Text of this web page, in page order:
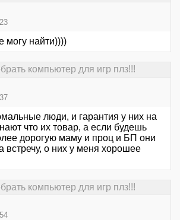
могу найти))))
компьютер для игр плз!!!
люди, и гарантия у них на
что их товар, а если будешь
дорогую маму и проц и БП они
встречу, о них у меня хорошее
компьютер для игр плз!!!